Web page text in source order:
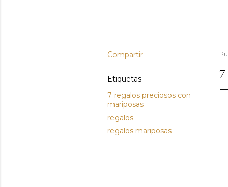
Compartir
Etiquetas
7 regalos preciosos con
mariposas
regalos
regalos mariposas